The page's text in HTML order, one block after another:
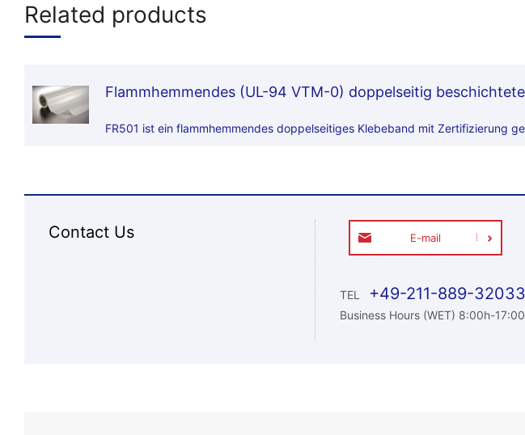
Related products
Flammhemmendes (UL-94 VTM-0) doppelseitig
FR501 ist ein flammhemmendes doppelseitiges Klebeband mit Zertifizierung
Contact Us E-mail
TEL +49-211-889-32033
Business Hours (WET) 8:00h-